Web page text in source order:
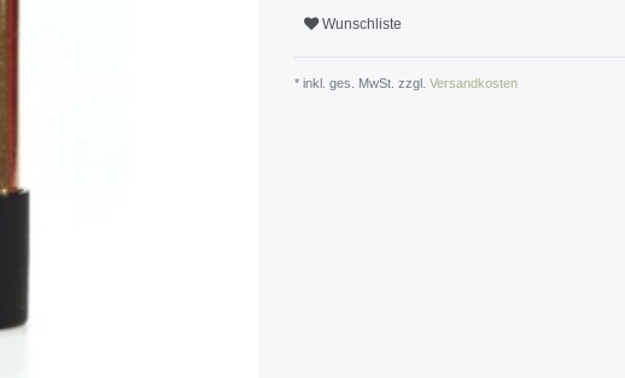
Wunschliste
* inkl. ges. MwSt. zzgl. Versandkosten